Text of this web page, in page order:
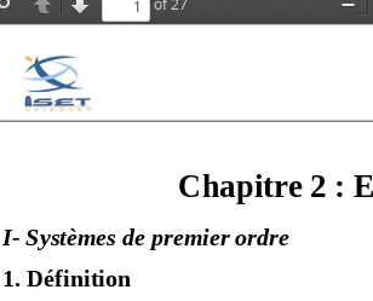
Find
Previous
Next
Chapitre 2 :
I- Systèmes de premier ordre
1. Définition